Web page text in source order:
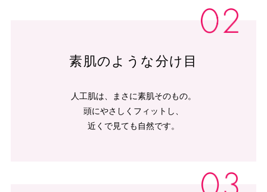
素肌のような分け目
人工肌は、まさに素肌そのもの。
頭にやさしくフィットし、
近くで見ても自然です。